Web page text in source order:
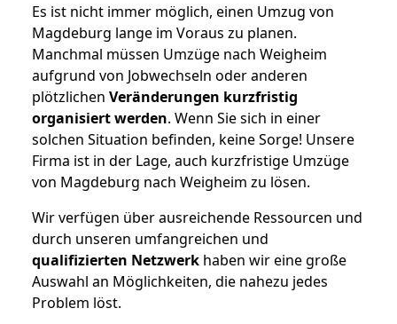
Es ist nicht immer möglich, einen Umzug von
Magdeburg lange im Voraus zu planen.
Manchmal müssen Umzüge nach Weigheim
aufgrund von Jobwechseln oder anderen
plötzlichen Veränderungen kurzfristig
organisiert werden. Wenn Sie sich in einer
solchen Situation befinden, keine Sorge! Unsere
Firma ist in der Lage, auch kurzfristige Umzüge
von Magdeburg nach Weigheim zu lösen.
Wir verfügen über ausreichende Ressourcen und
durch unseren umfangreichen und
qualifizierten Netzwerk haben wir eine große
Auswahl an Möglichkeiten, die nahezu jedes
Problem löst.